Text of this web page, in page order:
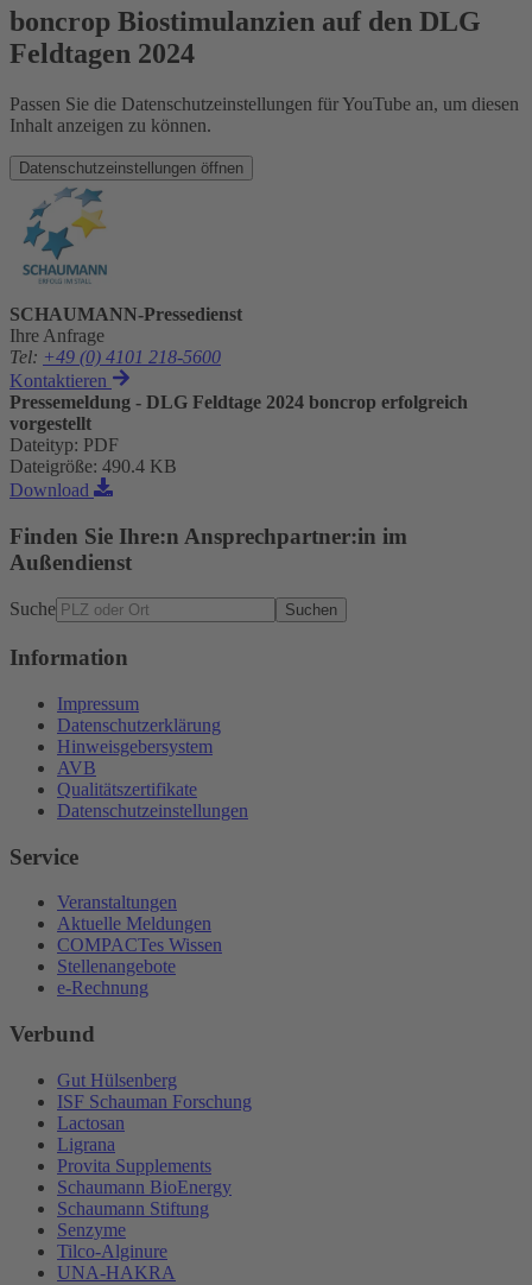
boncrop Biostimulanzien auf den DLG
Feldtagen 2024
Passen Sie die Datenschutzeinstellungen für YouTube an, um diesen
Inhalt anzeigen zu können.
Datenschutzeinstellungen öffnen
SCHAUMANN-Pressedienst
Ihre Anfrage
Tel: +49 (0) 4101 218-5600
Kontaktieren
Pressemeldung - DLG Feldtage 2024 boncrop erfolgreich
vorgestellt
Dateityp: PDF
Dateigröße: 490.4 KB
Download
Finden Sie Ihre:n Ansprechpartner:in im
Außendienst
Suche Suchen
Information
Impressum
Datenschutzerklärung
Hinweisgebersystem
AVB
Qualitätszertifikate
Datenschutzeinstellungen
Service
Veranstaltungen
Aktuelle Meldungen
COMPACTes Wissen
Stellenangebote
e-Rechnung
Verbund
Gut Hülsenberg
ISF Schauman Forschung
Lactosan
Ligrana
Provita Supplements
Schaumann BioEnergy
Schaumann Stiftung
Senzyme
Tilco-Alginure
UNA-HAKRA